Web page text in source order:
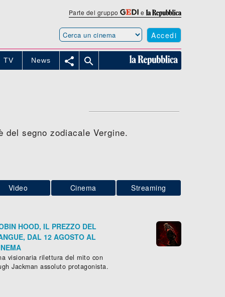
Parte del gruppo e
Accedi
TV News  
segno zodiacale Vergine.
Video Cinema Streaming
HOOD, IL PREZZO DEL
DAL 12 AGOSTO AL
visionaria rilettura del mito con
Jackman assoluto protagonista.